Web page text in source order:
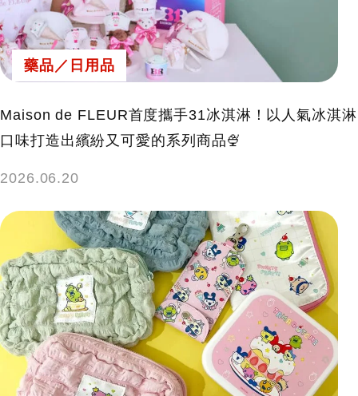
藥品／日用品
Maison de FLEUR首度攜手31冰淇淋！以人氣冰淇淋
口味打造出繽紛又可愛的系列商品🍨
2026.06.20